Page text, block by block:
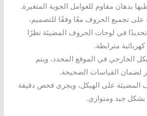
بدهان مقاوم للعوامل الجوية المتغيرة.
على تجميع الحروف معًا وفقًا للتصميم،
في لوحات الحروف المضيئة نظرًا
مترابطة.
الخارجي في الموقع المحدد، ويتم
لضمان القياسات الصحيحة.
المضيئة على الهيكل، ويجرى فحص دقيقة
بشكل جيد ومتوازي.